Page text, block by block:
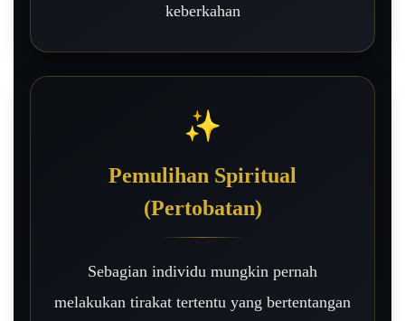
keberkahan
✨
Pemulihan Spiritual
(Pertobatan)
Sebagian individu mungkin pernah
melakukan tirakat tertentu yang bertentangan